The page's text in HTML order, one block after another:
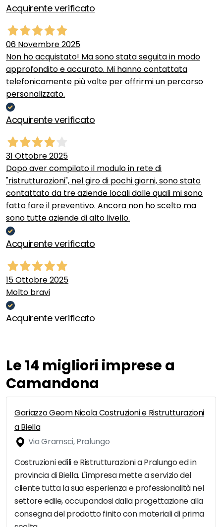
Acquirente verificato
06 Novembre 2025
Non ho acquistato! Ma sono stata seguita in modo
approfondito e accurato. Mi hanno contattata
telefonicamente più volte per offrirmi un percorso
personalizzato.
Acquirente verificato
31 Ottobre 2025
Dopo aver compilato il modulo in rete di
"ristrutturazioni", nel giro di pochi giorni, sono stato
contattato da tre aziende locali dalle quali mi sono
fatto fare il preventivo. Ancora non ho scelto ma
sono tutte aziende di alto livello.
Acquirente verificato
15 Ottobre 2025
Molto bravi
Acquirente verificato
Le 14 migliori imprese a
Camandona
Gariazzo Geom Nicola Costruzioni e Ristrutturazioni
a Biella
Via Gramsci, Pralungo
Costruzioni edili e Ristrutturazioni a Pralungo ed in
provincia di Biella. L'impresa mette a servizio del
cliente tutta la sua esperienza e professionalità nel
settore edile, occupandosi dalla progettazione alla
consegna del prodotto finito con materiali di prima